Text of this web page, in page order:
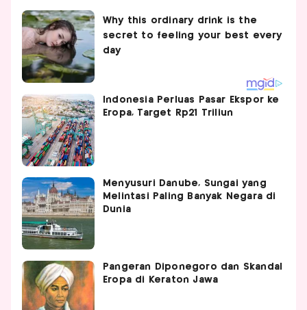
Indonesia Perluas Pasar Ekspor ke
Eropa, Target Rp21 Triliun
Menyusuri Danube, Sungai yang
Melintasi Paling Banyak Negara di
Dunia
Pangeran Diponegoro dan Skandal
Eropa di Keraton Jawa